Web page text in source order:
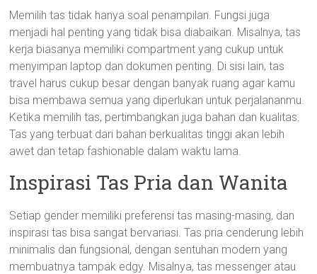
Memilih tas tidak hanya soal penampilan. Fungsi juga
menjadi hal penting yang tidak bisa diabaikan. Misalnya, tas
kerja biasanya memiliki compartment yang cukup untuk
menyimpan laptop dan dokumen penting. Di sisi lain, tas
travel harus cukup besar dengan banyak ruang agar kamu
bisa membawa semua yang diperlukan untuk perjalananmu.
Ketika memilih tas, pertimbangkan juga bahan dan kualitas.
Tas yang terbuat dari bahan berkualitas tinggi akan lebih
awet dan tetap fashionable dalam waktu lama.
Inspirasi Tas Pria dan Wanita
Setiap gender memiliki preferensi tas masing-masing, dan
inspirasi tas bisa sangat bervariasi. Tas pria cenderung lebih
minimalis dan fungsional, dengan sentuhan modern yang
membuatnya tampak edgy. Misalnya, tas messenger atau